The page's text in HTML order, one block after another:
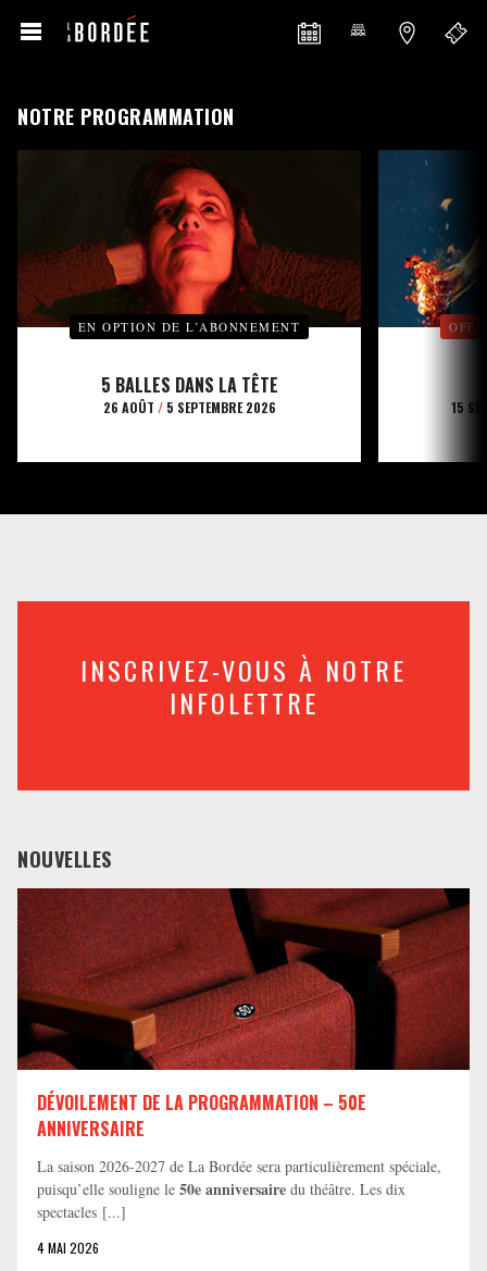
NOTRE PROGRAMMATION
EN OPTION DE L’ABONNEMENT
5 BALLES DANS LA TÊTE
26 AOÛT /5 SEPTEMBRE 2026 15
INSCRIVEZ-VOUS À NOTRE
INFOLETTRE
NOUVELLES
DÉVOILEMENT DE LA PROGRAMMATION – 50E
ANNIVERSAIRE
La saison 2026-2027 de La Bordée sera particulièrement spéciale,
puisqu’elle souligne le 50e anniversaire du théâtre. Les dix
spectacles [...]
4 MAI 2026